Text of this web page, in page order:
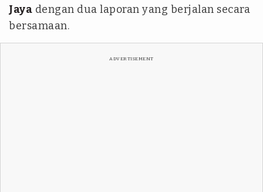
Jaya dengan dua laporan yang berjalan secara
bersamaan.
ADVERTISEMENT